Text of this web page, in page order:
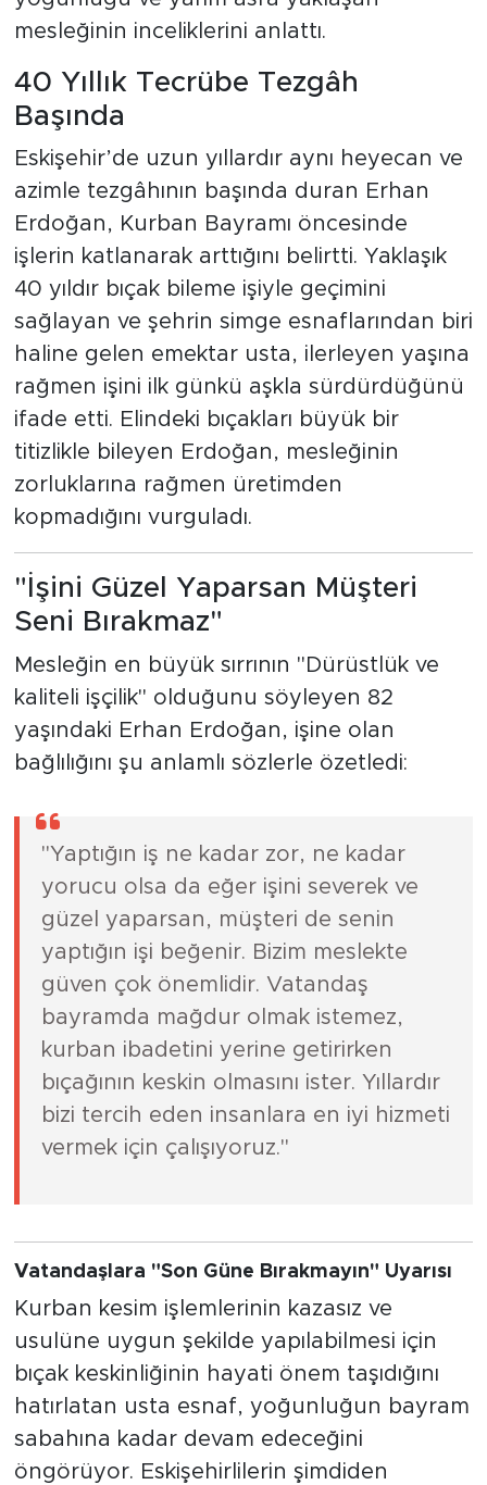
mesleğinin inceliklerini anlattı.
40 Yıllık Tecrübe Tezgâh
Başında
Eskişehir’de uzun yıllardır aynı heyecan ve
azimle tezgâhının başında duran Erhan
Erdoğan, Kurban Bayramı öncesinde
işlerin katlanarak arttığını belirtti. Yaklaşık
40 yıldır bıçak bileme işiyle geçimini
sağlayan ve şehrin simge esnaflarından biri
haline gelen emektar usta, ilerleyen yaşına
rağmen işini ilk günkü aşkla sürdürdüğünü
ifade etti. Elindeki bıçakları büyük bir
titizlikle bileyen Erdoğan, mesleğinin
zorluklarına rağmen üretimden
kopmadığını vurguladı.
"İşini Güzel Yaparsan Müşteri
Seni Bırakmaz"
Mesleğin en büyük sırrının "Dürüstlük ve
kaliteli işçilik" olduğunu söyleyen 82
yaşındaki Erhan Erdoğan, işine olan
bağlılığını şu anlamlı sözlerle özetledi:
"Yaptığın iş ne kadar zor, ne kadar
yorucu olsa da eğer işini severek ve
güzel yaparsan, müşteri de senin
yaptığın işi beğenir. Bizim meslekte
güven çok önemlidir. Vatandaş
bayramda mağdur olmak istemez,
kurban ibadetini yerine getirirken
bıçağının keskin olmasını ister. Yıllardır
bizi tercih eden insanlara en iyi hizmeti
vermek için çalışıyoruz."
Vatandaşlara "Son Güne Bırakmayın" Uyarısı
Kurban kesim işlemlerinin kazasız ve
usulüne uygun şekilde yapılabilmesi için
bıçak keskinliğinin hayati önem taşıdığını
hatırlatan usta esnaf, yoğunluğun bayram
sabahına kadar devam edeceğini
öngörüyor. Eskişehirlilerin şimdiden